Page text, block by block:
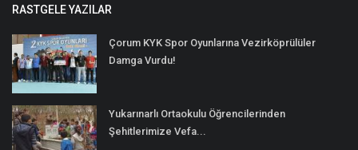
RASTGELE YAZILAR
Çorum KYK Spor Oyunlarına Vezirköprülüler
Damga Vurdu!
Yukarınarlı Ortaokulu Öğrencilerinden
Şehitlerimize Vefa...